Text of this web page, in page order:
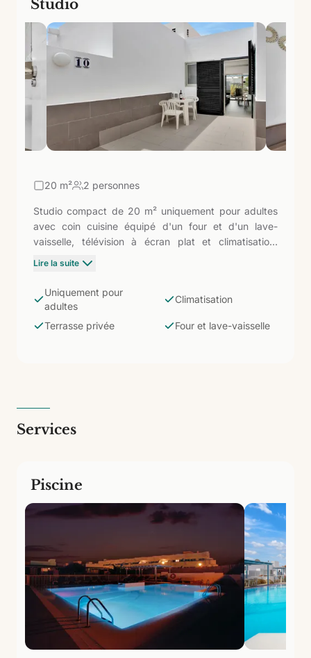
Studio
20 m² 2 personnes
Studio compact de 20 m² uniquement pour adultes
avec coin cuisine équipé d'un four et d'un lave-
vaisselle, télévision à écran plat et climatisation.
vers les voyageurs solitaires ou les couples qui
passent la journée à l'extérieur (les plages de Las
n'ont besoin que d'un hébergement confortable et
Lire la suite
Uniquement pour
adultes
Climatisation
Terrasse privée Four et lave-vaisselle
Services
Piscine